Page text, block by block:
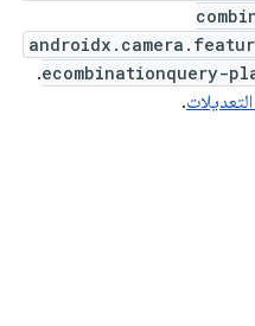
ecombinationquery-
.
.